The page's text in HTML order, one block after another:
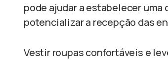
pode ajudar a estabelecer
potencializar a recepção das
Vestir roupas confortáveis e